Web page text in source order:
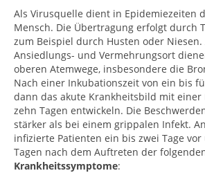
Als Virusquelle dient in Epidemiezeiten
Mensch. Die Übertragung erfolgt durch
zum Beispiel durch Husten oder
Ansiedlungs- und Vermehrungsort
oberen Atemwege, insbesondere die
Nach einer Inkubationszeit von ein bis
dann das akute Krankheitsbild mit einer
zehn Tagen entwickeln. Die
stärker als bei einem grippalen Infekt.
infizierte Patienten ein bis zwei Tage
Tagen nach dem Auftreten der
Krankheitssymptome: